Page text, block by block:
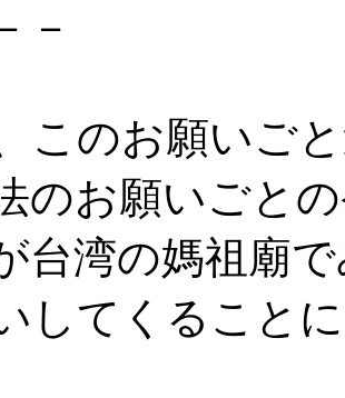
－
このお願いご
のお願いごと
台湾の媽祖廟
してくること